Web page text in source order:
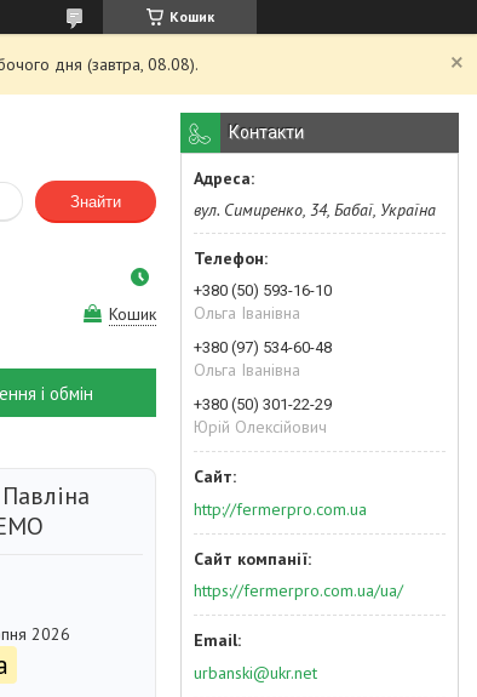
Кошик
дня (завтра, 08.08).
Знайти
Кошик
і обмін
2026
Контакти
вул. Симиренко, 34, Бабаї, Україна
+380 (50) 593-16-10
Ольга Іванівна
+380 (97) 534-60-48
Ольга Іванівна
+380 (50) 301-22-29
Юрій Олексійович
http://fermerpro.com.ua
https://fermerpro.com.ua/ua/
urbanski@ukr.net